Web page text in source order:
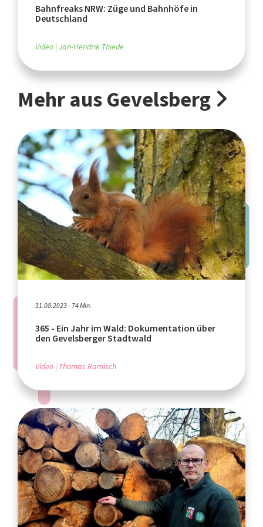
Bahnfreaks NRW: Züge und Bahnhöfe in
Deutschland
Video Jan-Hendrik Thiede
Mehr aus Gevelsberg
31.08.2023 - 74 Min.
365 - Ein Jahr im Wald: Dokumentation über
den Gevelsberger Stadtwald
Video Thomas Ramisch